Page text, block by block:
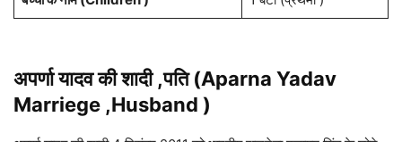
अपर्णा यादवकी शादी ,पति (Aparna Yadav
Marriege ,Husband )